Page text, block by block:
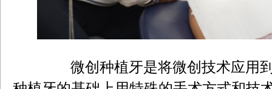
微创种植牙是将微创技术应用到